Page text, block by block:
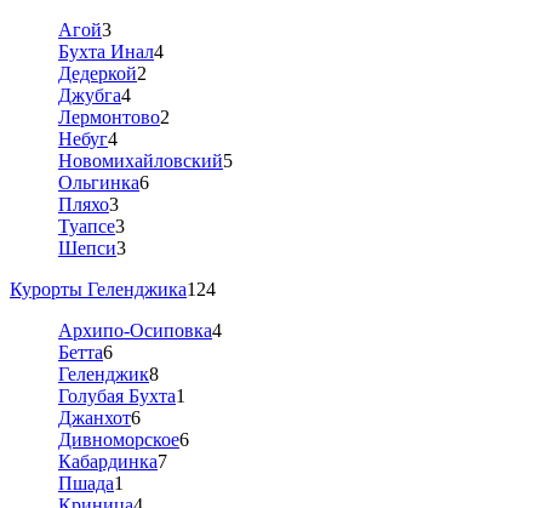
Агой3
Бухта Инал4
Дедеркой2
Джубга4
Лермонтово2
Небуг4
Новомихайловский5
Ольгинка6
Пляхо3
Туапсе3
Шепси3
Курорты Геленджика124
Архипо-Осиповка4
Бетта6
Геленджик8
Голубая Бухта1
Джанхот6
Дивноморское6
Кабардинка7
Пшада1